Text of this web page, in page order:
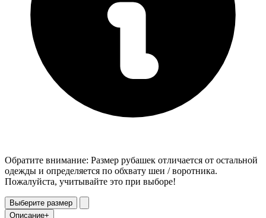
Обратите внимание: Размер рубашек отличается от остальной
одежды и определяется по обхвату шеи / воротника.
Пожалуйста, учитывайте это при выборе!
Выберите размер
Описание+